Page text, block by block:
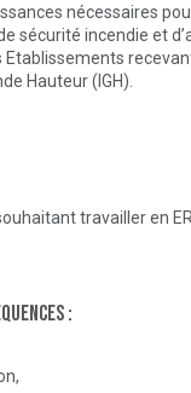
nécessaires
sécurité incendie et
Etablissements
Hauteur (IGH).
travailler en
: